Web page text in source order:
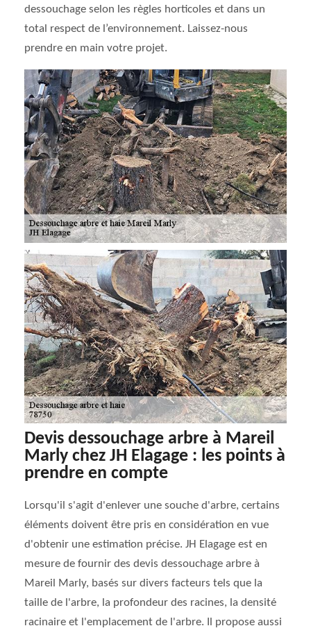
dessouchage selon les règles horticoles et dans un
total respect de l’environnement. Laissez-nous
prendre en main votre projet.
Devis dessouchage arbre à Mareil
Marly chez JH Elagage : les points à
prendre en compte
Lorsqu'il s'agit d'enlever une souche d'arbre, certains
éléments doivent être pris en considération en vue
d'obtenir une estimation précise. JH Elagage est en
mesure de fournir des devis dessouchage arbre à
Mareil Marly, basés sur divers facteurs tels que la
taille de l'arbre, la profondeur des racines, la densité
racinaire et l'emplacement de l'arbre. Il propose aussi